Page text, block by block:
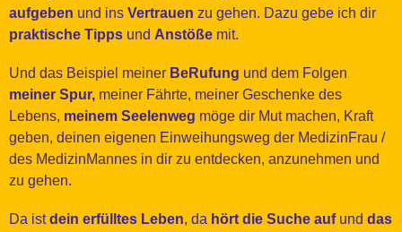
aufgeben und ins Vertrauen zu gehen. Dazu gebe ich dir
praktische Tipps und Anstöße mit.
Und das Beispiel meiner BeRufung und dem Folgen
meiner Spur, meiner Fährte, meiner Geschenke des
Lebens, meinem Seelenweg möge dir Mut machen, Kraft
geben, deinen eigenen Einweihungsweg der MedizinFrau /
des MedizinMannes in dir zu entdecken, anzunehmen und
zu gehen.
Da istdein erfülltes Leben, da hört die Suche aufund das